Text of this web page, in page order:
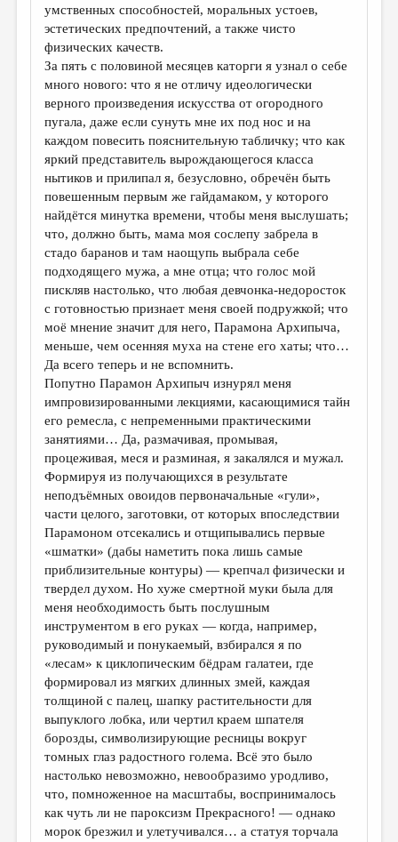
умственных способностей, моральных устоев,
эстетических предпочтений, а также чисто
физических качеств.
За пять с половиной месяцев каторги я узнал о себе
много нового: что я не отличу идеологически
верного произведения искусства от огородного
пугала, даже если сунуть мне их под нос и на
каждом повесить пояснительную табличку; что как
яркий представитель вырождающегося класса
нытиков и прилипал я, безусловно, обречён быть
повешенным первым же гайдамаком, у которого
найдётся минутка времени, чтобы меня выслушать;
что, должно быть, мама моя сослепу забрела в
стадо баранов и там наощупь выбрала себе
подходящего мужа, а мне отца; что голос мой
пискляв настолько, что любая девчонка-недоросток
с готовностью признает меня своей подружкой; что
моё мнение значит для него, Парамона Архипыча,
меньше, чем осенняя муха на стене его хаты; что…
Да всего теперь и не вспомнить.
Попутно Парамон Архипыч изнурял меня
импровизированными лекциями, касающимися тайн
его ремесла, с непременными практическими
занятиями… Да, размачивая, промывая,
процеживая, меся и разминая, я закалялся и мужал.
Формируя из получающихся в результате
неподъёмных овоидов первоначальные «гули»,
части целого, заготовки, от которых впоследствии
Парамоном отсекались и отщипывались первые
«шматки» (дабы наметить пока лишь самые
приблизительные контуры) — крепчал физически и
твердел духом. Но хуже смертной муки была для
меня необходимость быть послушным
инструментом в его руках — когда, например,
руководимый и понукаемый, взбирался я по
«лесам» к циклопическим бёдрам галатеи, где
формировал из мягких длинных змей, каждая
толщиной с палец, шапку растительности для
выпуклого лобка, или чертил краем шпателя
борозды, символизирующие ресницы вокруг
томных глаз радостного голема. Всё это было
настолько невозможно, невообразимо уродливо,
что, помноженное на масштабы, воспринималось
как чуть ли не пароксизм Прекрасного! — однако
морок брезжил и улетучивался… а статуя торчала